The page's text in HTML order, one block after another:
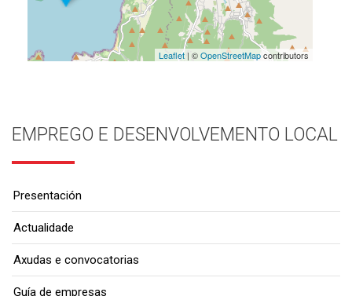
Leaflet| ©OpenStreetMapcontributors
EMPREGO E DESENVOLVEMENTO LOCAL
Presentación
Actualidade
Axudas e convocatorias
Guía de empresas